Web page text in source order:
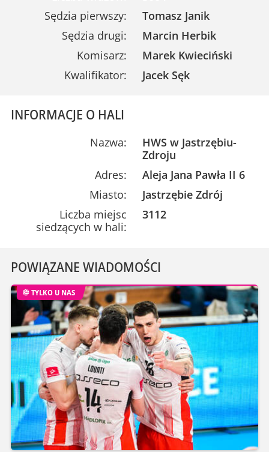
Sędzia pierwszy:
Tomasz Janik
Sędzia drugi:
Marcin Herbik
Komisarz:
Marek Kwieciński
Kwalifikator:
Jacek Sęk
INFORMACJE O HALI
Nazwa:
HWS w Jastrzębiu-
Zdroju
Adres:
Aleja Jana Pawła II 6
Miasto:
Jastrzębie Zdrój
Liczba miejsc
siedzących w hali:
3112
POWIĄZANE WIADOMOŚCI
TYLKO U NAS